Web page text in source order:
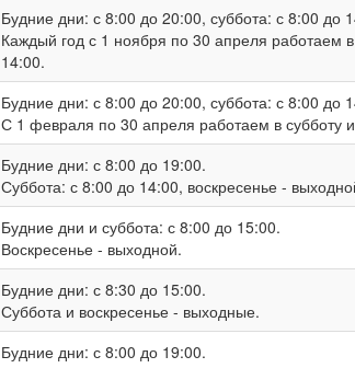
Будние дни: с 8:00 до 20:00, суббота: с 8:00 до
Каждый год с 1 ноября по 30 апреля работаем
14:00.
Будние дни: с 8:00 до 20:00, суббота: с 8:00 до
С 1 февраля по 30 апреля работаем в субботу
Будние дни: с 8:00 до 19:00.
Суббота: с 8:00 до 14:00, воскресенье -
Будние дни и суббота: с 8:00 до 15:00.
Воскресенье - выходной.
Будние дни: с 8:30 до 15:00.
Суббота и воскресенье - выходные.
Будние дни: с 8:00 до 19:00.